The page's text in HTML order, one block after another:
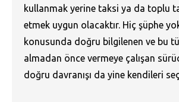
kullanmak yerine taksi ya da toplu
etmek uygun olacaktır. Hiç şüphe
konusunda doğru bilgilenen ve bu
almadan önce vermeye çalışan
doğru davranışı da yine kendileri